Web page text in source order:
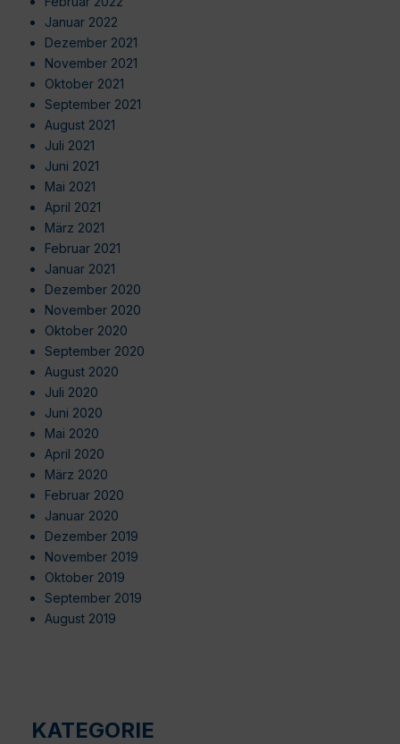
Januar 2022
Dezember 2021
November 2021
Oktober 2021
September 2021
August 2021
Juli 2021
Juni 2021
Mai 2021
April 2021
März 2021
Februar 2021
Januar 2021
Dezember 2020
November 2020
Oktober 2020
September 2020
August 2020
Juli 2020
Juni 2020
Mai 2020
April 2020
März 2020
Februar 2020
Januar 2020
Dezember 2019
November 2019
Oktober 2019
September 2019
August 2019
KATEGORIE